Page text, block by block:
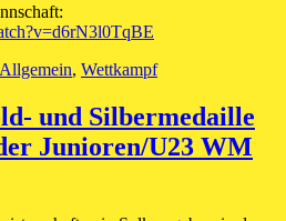
Allgemein, Wettkampf
und Silbermedaille
Junioren/U23 WM